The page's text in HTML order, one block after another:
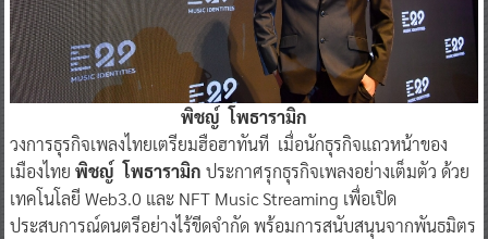
พิชญ์ โพธารามิก
วงการธุรกิจเพลงไทยเตรียมฮือฮาทันที เมื่อนักธุรกิจแถวหน้าของ
เมืองไทย พิชญ์ โพธารามิก ประกาศรุกธุรกิจเพลงอย่างเต็มตัว ด้วย
เทคโนโลยี Web3.0 และ NFT Music Streaming เพื่อเปิด
ประสบการณ์ดนตรีอย่างไร้ขีดจำกัด พร้อมการสนับสนุนจากพันธมิตร